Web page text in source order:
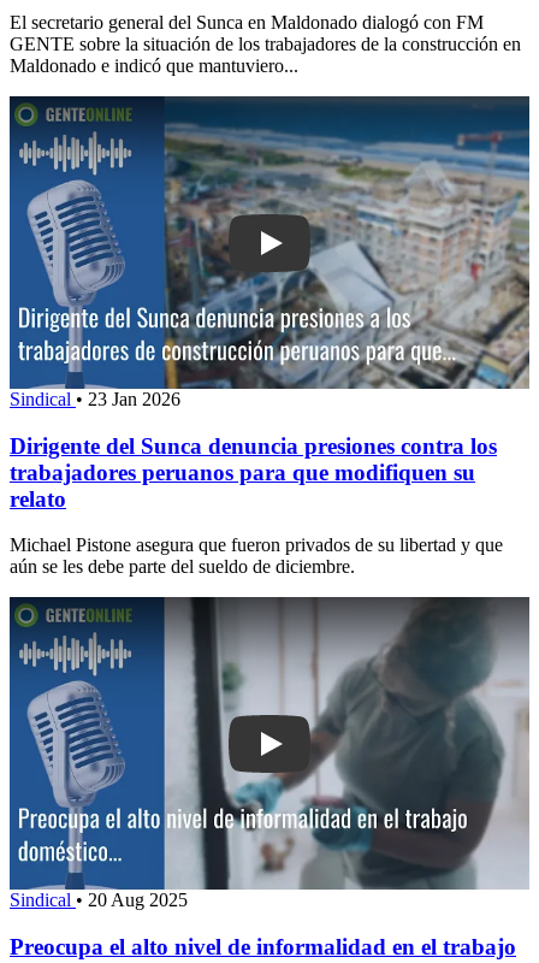
El secretario general del Sunca en Maldonado dialogó con FM
GENTE sobre la situación de los trabajadores de la construcción en
Maldonado e indicó que mantuviero...
Play: Dirigente del Sunca denuncia
Sindical • 23 Jan 2026
Dirigente del Sunca denuncia presiones contra los
trabajadores peruanos para que modifiquen su
relato
Michael Pistone asegura que fueron privados de su libertad y que
aún se les debe parte del sueldo de diciembre.
Play: Preocupa el alto nivel de
Sindical • 20 Aug 2025
Preocupa el alto nivel de informalidad en el trabajo